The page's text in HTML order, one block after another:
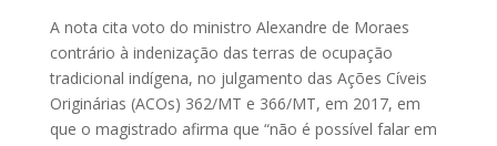
A nota cita voto do ministro Alexandre de Moraes
contrário à indenização das terras de ocupação
tradicional indígena, no julgamento das Ações Cíveis
Originárias (ACOs) 362/MT e 366/MT, em 2017, em
que o magistrado afirma que “não é possível falar em